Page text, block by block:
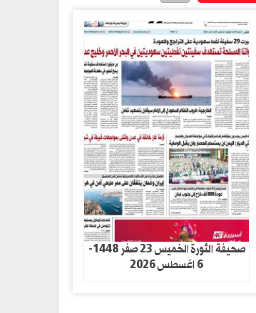
صحيفة الثورة الخميس 23 صفر 1448-
6 اغسطس 2026